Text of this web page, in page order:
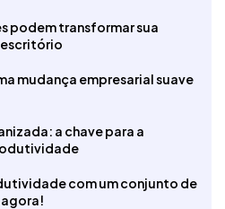
podem transformar sua
mudança empresarial suave
a chave para a
com um conjunto de